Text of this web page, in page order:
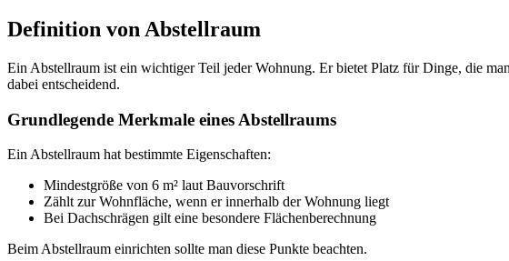
Definition von Abstellraum
Ein Abstellraum ist ein wichtiger Teil jeder Wohnung. Er bietet Platz für Dinge, die
dabei entscheidend.
Grundlegende Merkmale eines Abstellraums
Ein Abstellraum hat bestimmte Eigenschaften:
Mindestgröße von 6 m² laut Bauvorschrift
Zählt zur Wohnfläche, wenn er innerhalb der Wohnung liegt
Bei Dachschrägen gilt eine besondere Flächenberechnung
Beim Abstellraum einrichten sollte man diese Punkte beachten.